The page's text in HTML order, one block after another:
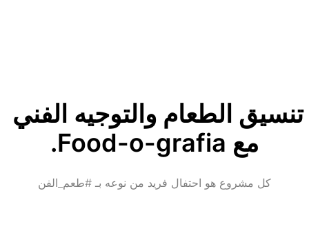
مع Food-o-grafia.
كل مشروع هو احتفال فريد من نوعه بـ #طعم_الفن